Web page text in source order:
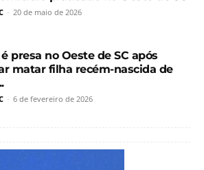
- 20 de maio de 2026
presa no Oeste de SC após
matar filha recém-nascida de
- 6 de fevereiro de 2026